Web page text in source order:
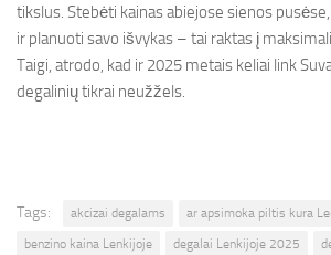
tikslus. Stebėti kainas abiejose sienos
ir planuoti savo išvykas – tai raktas į
Taigi, atrodo, kad ir 2025 metais keliai link
degalinių tikrai neužžels.
Tags: akcizai degalams
ar apsimoka piltis kura
benzino kaina Lenkijoje
degalai Lenkijoje 2025